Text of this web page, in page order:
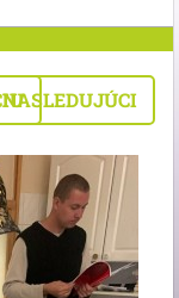
NASLEDUJÚCI